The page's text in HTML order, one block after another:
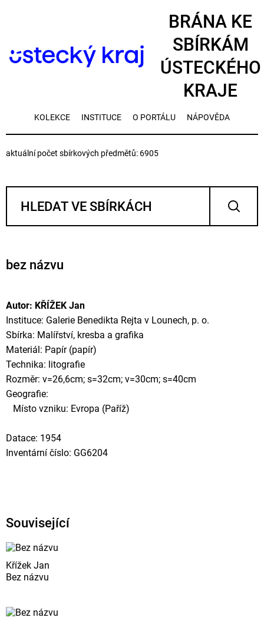
BRÁNA KE
SBÍRKÁM
ÚSTECKÉHO
KRAJE
KOLEKCE INSTITUCE O PORTÁLU NÁPOVĚDA
aktuální počet sbírkových předmětů: 6905
bez názvu
Autor: KŘÍŽEK Jan
Instituce: Galerie Benedikta Rejta v Lounech, p. o.
Sbírka: Malířství, kresba a grafika
Materiál: Papír (papír)
Technika: litografie
Rozměr: v=26,6cm; s=32cm; v=30cm; s=40cm
Geografie:
Místo vzniku: Evropa (Paříž)
Datace: 1954
Inventární číslo: GG6204
Související
Křížek Jan
Bez názvu